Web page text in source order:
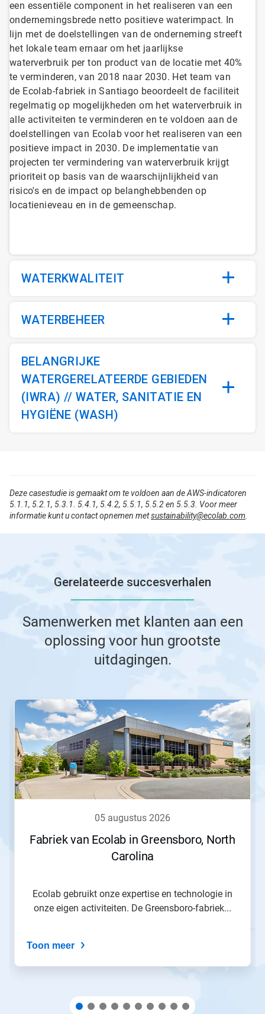
een essentiële component in het realiseren van een
ondernemingsbrede netto positieve waterimpact. In
lijn met de doelstellingen van de onderneming streeft
het lokale team ernaar om het jaarlijkse
waterverbruik per ton product van de locatie met 40%
te verminderen, van 2018 naar 2030. Het team van
de Ecolab-fabriek in Santiago beoordeelt de faciliteit
regelmatig op mogelijkheden om het waterverbruik in
alle activiteiten te verminderen en te voldoen aan de
doelstellingen van Ecolab voor het realiseren van een
positieve impact in 2030. De implementatie van
projecten ter vermindering van waterverbruik krijgt
prioriteit op basis van de waarschijnlijkheid van
risico's en de impact op belanghebbenden op
locatienieveau en in de gemeenschap.
WATERKWALITEIT
WATERBEHEER
BELANGRIJKE
WATERGERELATEERDE GEBIEDEN
(IWRA) // WATER, SANITATIE EN
HYGIËNE (WASH)
Deze casestudie is gemaakt om te voldoen aan de AWS-indicatoren
5.1.1, 5.2.1, 5.3.1. 5.4.1, 5.4.2, 5.5.1, 5.5.2 en 5.5.3. Voor meer
informatie kunt u contact opnemen metsustainability@ecolab.com.
Gerelateerde succesverhalen
Samenwerken met klanten aan een
oplossing voor hun grootste
uitdagingen.
Dit
carrousel.
Gebruik
de
knoppen
Volgende
en
Vorige
doorheen
diastippen.
05 augustus 2026
Fabriek van Ecolab in Greensboro, North
Carolina
Ecolab gebruikt onze expertise en technologie in
onze eigen activiteiten. De Greensboro-fabriek...
Toon meer